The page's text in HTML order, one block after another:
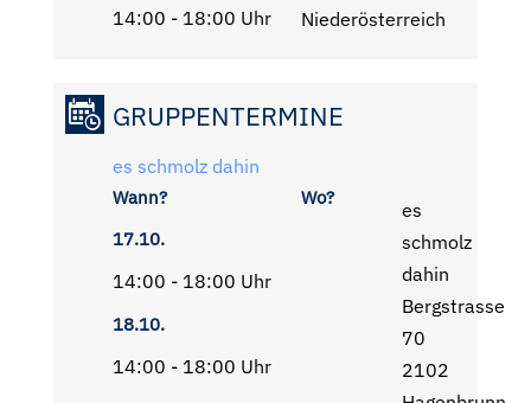
14:00 - 18:00 Uhr
Niederösterreich
GRUPPENTERMINE
es schmolz dahin
Wann?
17.10.
14:00 - 18:00 Uhr
18.10.
14:00 - 18:00 Uhr
Wo?
es
schmolz
dahin
Bergstrasse
70
2102